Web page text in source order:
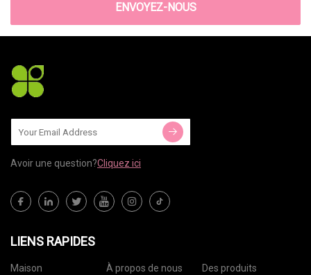
ENVOYEZ-NOUS
Avoir une question?Cliquez ici
LIENS RAPIDES
Maison À propos de nous
Des produits